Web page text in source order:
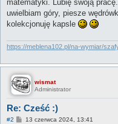
matematyki. Lubię swoją
uwielbiam góry, piesze
kolekcjonuję kapsle
https://meblena102.pl/na-wymiar/
wismat
Administrator
Re: Cześć :)
#2
P13 czerwca 2024, 13:41